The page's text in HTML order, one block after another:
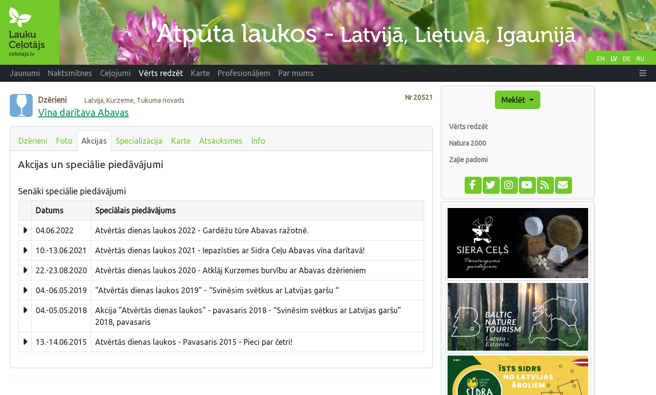
EN LV DE RU
Jaunumi Naktsmītnes Ceļojumi Vērts redzēt Karte Profesionāļiem Par mums
Nr20521
Dzērieni Latvija, Kurzeme, Tukuma novads
Vīna darītava Abavas
Dzērieni Foto Akcijas Specializācija Karte Atsauksmes Info
Akcijas un speciālie piedāvājumi
Senāki speciālie piedāvājumi
Datums Speciālais piedāvājums
04.06.2022 Atvērtās dienas laukos 2022 - Gardēžu tūre Abavas ražotnē.
10.-13.06.2021 Atvērtās dienas laukos 2021 - Iepazīsties ar Sidra Ceļu Abavas vīna darītavā!
22.-23.08.2020 Atvērtās dienas laukos 2020 - Atklāj Kurzemes burvību ar Abavas dzērieniem
04.-06.05.2019 "Atvērtās dienas laukos 2019" - “Svinēsim svētkus ar Latvijas garšu “
04.-05.05.2018
Akcija "Atvērtās dienas laukos" - pavasaris 2018 - “Svinēsim svētkus ar Latvijas garšu”
2018, pavasaris
13.-14.06.2015 Atvērtās dienas laukos - Pavasaris 2015 - Pieci par četri!
Meklēt
Vērts redzēt
Natura 2000
Zaļie padomi